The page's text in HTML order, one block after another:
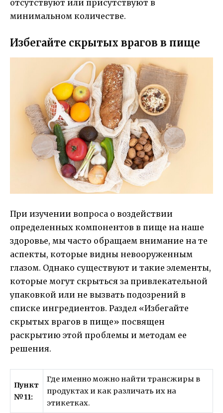
отсутствуют или присутствуют в
минимальном количестве.
Избегайте скрытых врагов в пище
При изучении вопроса о воздействии
определенных компонентов в пище на наше
здоровье, мы часто обращаем внимание на те
аспекты, которые видны невооруженным
глазом. Однако существуют и такие элементы,
которые могут скрыться за привлекательной
упаковкой или не вызвать подозрений в
списке ингредиентов. Раздел «Избегайте
скрытых врагов в пище» посвящен
раскрытию этой проблемы и методам ее
решения.
Пункт
№11:
Где именно можно найти трансжиры в
продуктах и как различать их на
этикетках.